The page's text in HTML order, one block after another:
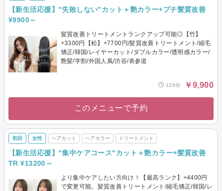
【新生活応援】"失敗しない"カット＋艶カラー+プチ髪質改善
¥9900～
髪質改善トリートメントランクアップ可能◎【竹】
+3300円【松】+7700円/髪質改善トリートメント/縮毛
矯正/韓国/レイヤーカット/ダブルカラー/透明感カラー/
艶髪/学割/外国人風/渋谷/表参道
120分 ￥9,900
このメニューで予約
初回 女性 ヘアカット ヘアカラー トリートメント
【新生活応援】"集中ケアコース"カット＋艶カラー+髪質改善
TR ¥13200～
より集中ケアしたい方向け！【最高ランク】+4400円
で変更可能。髪質改善トリートメント/縮毛矯正/韓国/レ